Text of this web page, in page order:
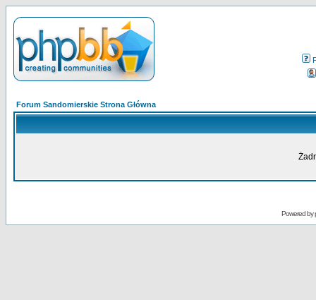
Forum Sandomierskie Strona Główna
Powered by